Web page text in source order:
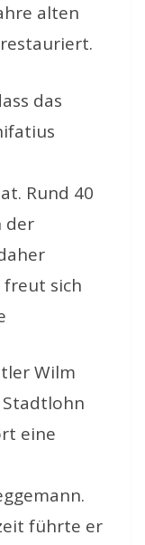
alten
das
Rund 40
der
freut sich
Wilm
Stadtlohn
eine
führte er